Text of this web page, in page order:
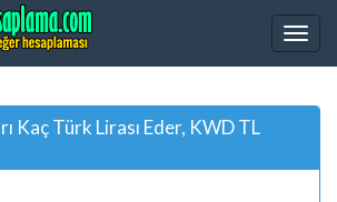
Kaç Türk Lirası Eder, KWD TL